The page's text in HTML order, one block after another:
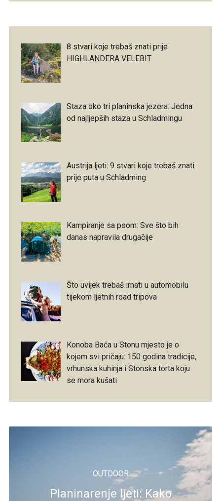
8 stvari koje trebaš znati prije
HIGHLANDERA VELEBIT
Staza oko tri planinska jezera: Jedna
od najljepših staza u Schladmingu
Austrija ljeti: 9 stvari koje trebaš znati
prije puta u Schladming
Kampiranje sa psom: Sve što bih
danas napravila drugačije
Što uvijek trebaš imati u automobilu
tijekom ljetnih road tripova
Konoba Baća u Stonu mjesto je o
kojem svi pričaju: 150 godina tradicije,
vrhunska kuhinja i Stonska torta koju
se mora kušati
OUTDOOR
Planinarenje ljeti: Kako